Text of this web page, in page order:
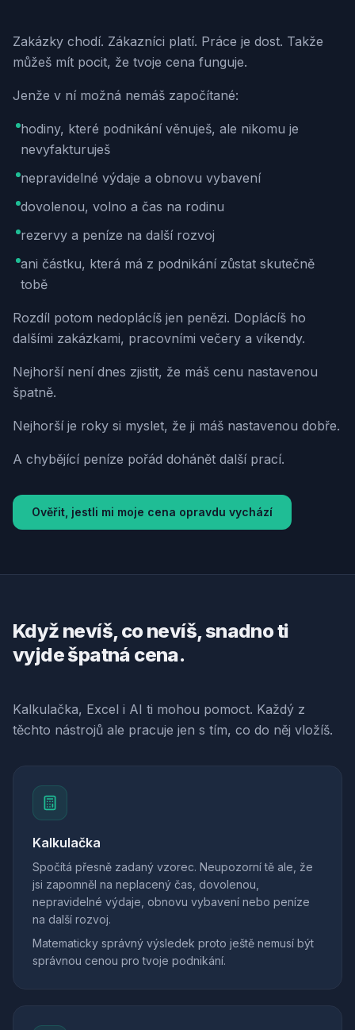
Zakázky chodí. Zákazníci platí. Práce je dost. Takže
můžeš mít pocit, že tvoje cena funguje.
Jenže v ní možná nemáš započítané:
hodiny, které podnikání věnuješ, ale nikomu je
nevyfakturuješ
nepravidelné výdaje a obnovu vybavení
dovolenou, volno a čas na rodinu
rezervy a peníze na další rozvoj
ani částku, která má z podnikání zůstat skutečně
tobě
Rozdíl potom nedoplácíš jen penězi. Doplácíš ho
dalšími zakázkami, pracovními večery a víkendy.
Nejhorší není dnes zjistit, že máš cenu nastavenou
špatně.
Nejhorší je roky si myslet, že ji máš nastavenou dobře.
A chybějící peníze pořád dohánět další prací.
Ověřit, jestli mi moje cena opravdu vychází
Když nevíš, co nevíš, snadno ti
vyjde špatná cena.
Kalkulačka, Excel i AI ti mohou pomoct. Každý z
těchto nástrojů ale pracuje jen s tím, co do něj vložíš.
Kalkulačka
Spočítá přesně zadaný vzorec. Neupozorní tě ale, že
jsi zapomněl na neplacený čas, dovolenou,
nepravidelné výdaje, obnovu vybavení nebo peníze
na další rozvoj.
Matematicky správný výsledek proto ještě nemusí být
správnou cenou pro tvoje podnikání.